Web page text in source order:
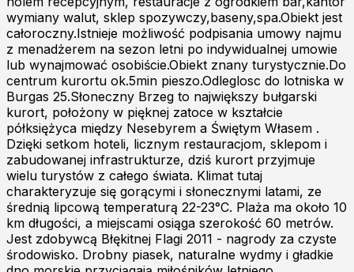
wymiany walut, sklep spozywczy,baseny,spa.Obiekt jest
całoroczny.Istnieje możliwość podpisania umowy najmu
z menadżerem na sezon letni po indywidualnej umowie
lub wynajmować osobiście.Obiekt znany turystycznie.Do
centrum kurortu ok.5min pieszo.Odleglosc do lotniska w
Burgas 25.Słoneczny Brzeg to największy bułgarski
kurort, położony w pięknej zatoce w kształcie
półksiężyca między Nesebyrem a Świętym Własem .
Dzięki setkom hoteli, licznym restauracjom, sklepom i
zabudowanej infrastrukturze, dziś kurort przyjmuje
wielu turystów z całego świata. Klimat tutaj
charakteryzuje się gorącymi i słonecznymi latami, ze
średnią lipcową temperaturą 22-23°C. Plaża ma około 10
km długości, a miejscami osiąga szerokość 60 metrów.
Jest zdobywcą Błękitnej Flagi 2011 - nagrody za czyste
środowisko. Drobny piasek, naturalne wydmy i gładkie